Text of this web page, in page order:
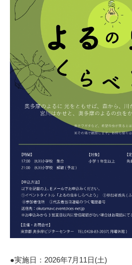
●実施日：2026年7月11日(土)